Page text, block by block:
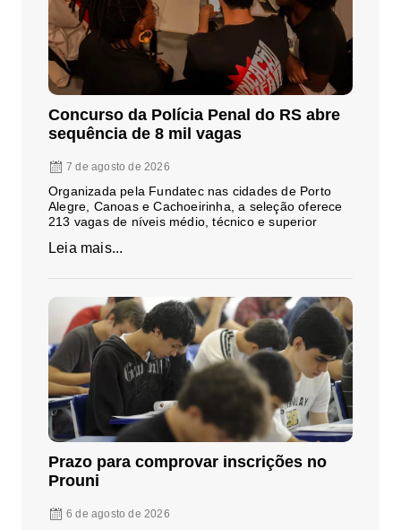
Concurso da Polícia Penal do RS abre
sequência de 8 mil vagas
7 de agosto de 2026
Organizada pela Fundatec nas cidades de Porto
Alegre, Canoas e Cachoeirinha, a seleção oferece
213 vagas de níveis médio, técnico e superior
Leia mais...
Prazo para comprovar inscrições no
Prouni
6 de agosto de 2026